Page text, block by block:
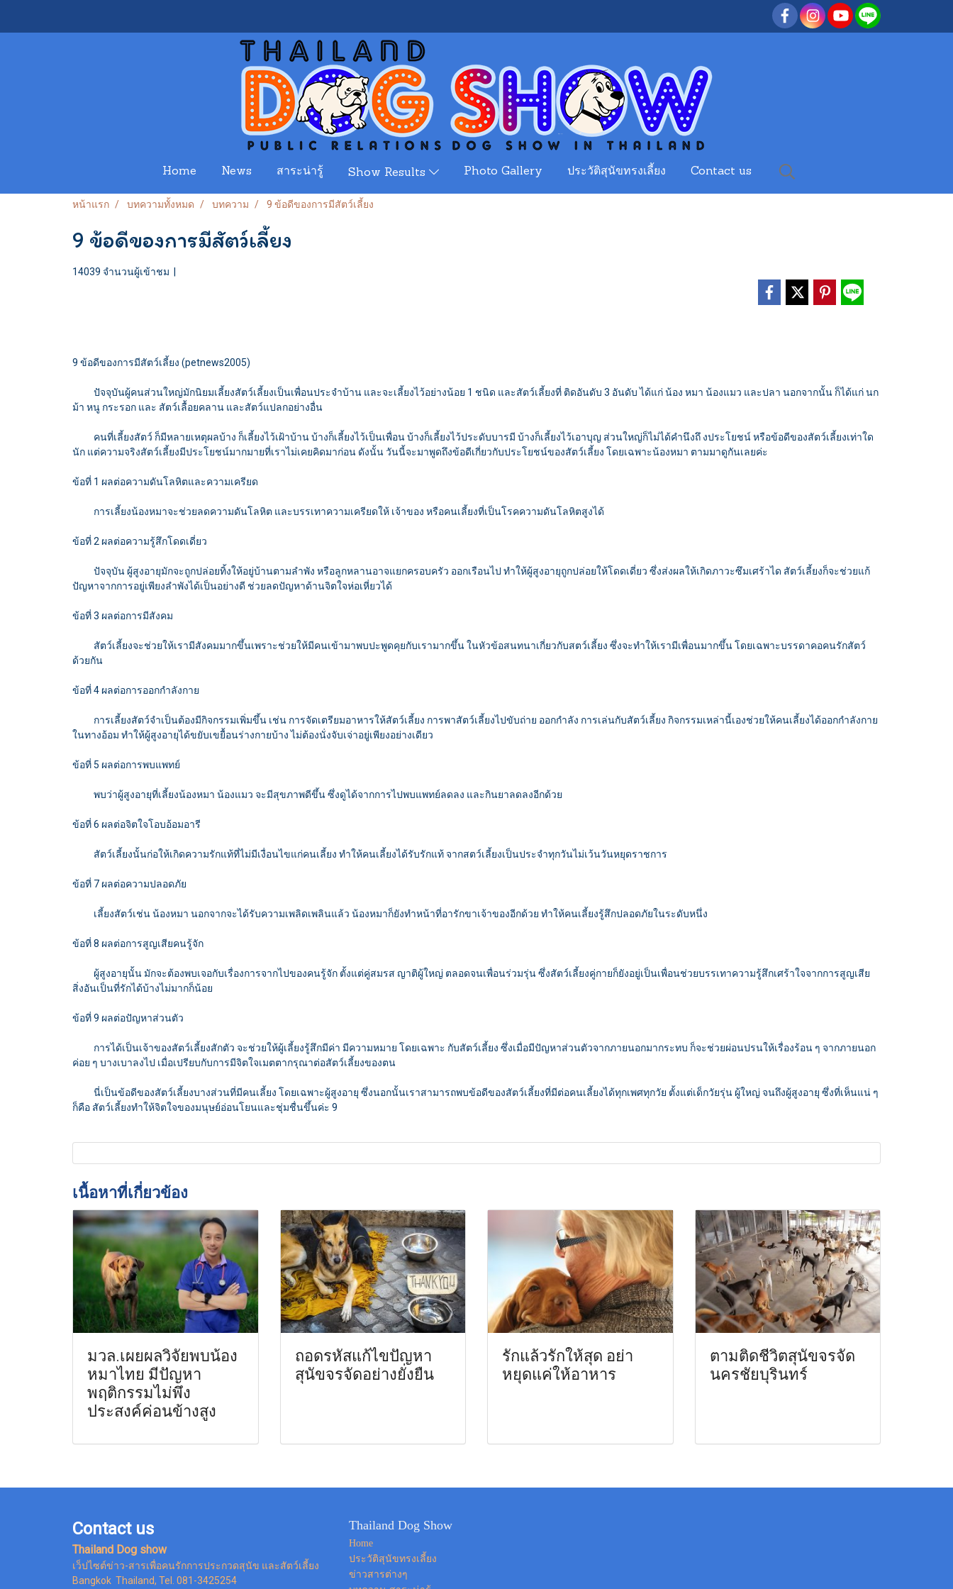
Home News สาระน่ารู้ Show Results Photo Gallery ประวัติสุนัขทรงเลี้ยง Contact us
หน้าแรก บทความทั้งหมด บทความ 9 ข้อดีของการมีสัตว์เลี้ยง
9 ข้อดีของการมีสัตว์เลี้ยง
14039 จำนวนผู้เข้าชม |
9 ข้อดีของการมีสัตว์เลี้ยง (petnews2005)
ปัจจุบันผู้คนส่วนใหญ่มักนิยมเลี้ยงสัตว์เลี้ยงเป็นเพื่อนประจำบ้าน และจะเลี้ยงไว้อย่างน้อย 1 ชนิด และสัตว์เลี้ยงที่ ติดอันดับ 3 อันดับ ได้แก่ น้อง หมา น้องแมว และปลา นอกจากนั้น ก็ได้แก่ นก
ม้า หนู กระรอก และ สัตว์เลื้อยคลาน และสัตว์แปลกอย่างอื่น
คนที่เลี้ยงสัตว์ ก็มีหลายเหตุผลบ้าง ก็เลี้ยงไว้เฝ้าบ้าน บ้างก็เลี้ยงไว้เป็นเพื่อน บ้างก็เลี้ยงไว้ประดับบารมี บ้างก็เลี้ยงไว้เอาบุญ ส่วนใหญ่ก็ไม่ได้คำนึงถึ งประโยชน์ หรือข้อดีของสัตว์เลี้ยงเท่าใด
นัก แต่ความจริงสัตว์เลี้ยงมีประโยชน์มากมายที่เราไม่เคยคิดมาก่อน ดังนั้น วันนี้จะมาพูดถึงข้อดีเกี่ยวกับประโยชน์ของสัตว์เลี้ยง โดยเฉพาะน้องหมา ตามมาดูกันเลยค่ะ
ข้อที่ 1 ผลต่อความดันโลหิตและความเครียด
การเลี้ยงน้องหมาจะช่วยลดความดันโลหิต และบรรเทาความเครียดให้ เจ้าของ หรือคนเลี้ยงที่เป็นโรคความดันโลหิตสูงได้
ข้อที่ 2 ผลต่อความรู้สึกโดดเดี่ยว
ปัจจุบัน ผู้สูงอายุมักจะถูกปล่อยทิ้งให้อยู่บ้านตามลำพัง หรือลูกหลานอาจแยกครอบครัว ออกเรือนไป ทำให้ผู้สูงอายุถูกปล่อยให้โดดเดี่ยว ซึ่งส่งผลให้เกิดภาวะซึมเศร้าได สัตว์เลี้ยงก็จะช่วยแก้
ปัญหาจากการอยู่เพียงลำพังได้เป็นอย่างดี ช่วยลดปัญหาด้านจิตใจห่อเหี่ยวได้
ข้อที่ 3 ผลต่อการมีสังคม
สัตว์เลี้ยงจะช่วยให้เรามีสังคมมากขึ้นเพราะช่วยให้มีคนเข้ามาพบปะพูดคุยกับเรามากขึ้น ในหัวข้อสนทนาเกี่ยวกับสตว์เลี้ยง ซึ่งจะทำให้เรามีเพื่อนมากขึ้น โดยเฉพาะบรรดาคอคนรักสัตว์
ด้วยกัน
ข้อที่ 4 ผลต่อการออกกำลังกาย
การเลี้ยงสัตว์จำเป็นต้องมีกิจกรรมเพิ่มขึ้น เช่น การจัดเตรียมอาหารให้สัตว์เลี้ยง การพาสัตว์เลี้ยงไปขับถ่าย ออกกำลัง การเล่นกับสัตว์เลี้ยง กิจกรรมเหล่านี้เองช่วยให้คนเลี้ยงได้ออกกำลังกาย
ในทางอ้อม ทำให้ผู้สูงอายุได้ขยับเขยื้อนร่างกายบ้าง ไม่ต้องนั่งจับเจ่าอยู่เพียงอย่างเดียว
ข้อที่ 5 ผลต่อการพบแพทย์
พบว่าผู้สูงอายุที่เลี้ยงน้องหมา น้องแมว จะมีสุขภาพดีขึ้น ซึ่งดูได้จากการไปพบแพทย์ลดลง และกินยาลดลงอีกด้วย
ข้อที่ 6 ผลต่อจิตใจโอบอ้อมอารี
สัตว์เลี้ยงนั้นก่อให้เกิดความรักแท้ที่ไม่มีเงื่อนไขแก่คนเลี้ยง ทำให้คนเลี้ยงได้รับรักแท้ จากสตว์เลี้ยงเป็นประจำทุกวันไม่เว้นวันหยุดราชการ
ข้อที่ 7 ผลต่อความปลอดภัย
เลี้ยงสัตว์เช่น น้องหมา นอกจากจะได้รับความเพลิดเพลินแล้ว น้องหมาก็ยังทำหน้าที่อารักขาเจ้าของอีกด้วย ทำให้คนเลี้ยงรู้สึกปลอดภัยในระดับหนึ่ง
ข้อที่ 8 ผลต่อการสูญเสียคนรู้จัก
ผู้สูงอายุนั้น มักจะต้องพบเจอกับเรื่องการจากไปของคนรู้จัก ตั้งแต่คู่สมรส ญาติผู้ใหญ่ ตลอดจนเพื่อนร่วมรุ่น ซึ่งสัตว์เลี้ยงคู่กายก็ยังอยู่เป็นเพื่อนช่วยบรรเทาความรู้สึกเศร้าใจจากการสูญเสีย
สิ่งอันเป็นที่รักได้บ้างไม่มากก็น้อย
ข้อที่ 9 ผลต่อปัญหาส่วนตัว
การได้เป็นเจ้าของสัตว์เลี้ยงสักตัว จะช่วยให้ผู้เลี้ยงรู้สึกมีค่า มีความหมาย โดยเฉพาะ กับสัตว์เลี้ยง ซึ่งเมื่อมีปัญหาส่วนตัวจากภายนอกมากระทบ ก็จะช่วยผ่อนปรนให้เรื่องร้อน ๆ จากภายนอก
ค่อย ๆ บางเบาลงไป เมื่อเปรียบกับการมีจิตใจเมตตากรุณาต่อสัตว์เลี้ยงของตน
นี่เป็นข้อดีของสัตว์เลี้ยงบางส่วนที่มีคนเลี้ยง โดยเฉพาะผู้สูงอายุ ซึ่งนอกนั้นเราสามารถพบข้อดีของสัตว์เลี้ยงที่มีต่อคนเลี้ยงได้ทุกเพศทุกวัย ตั้งแต่เด็กวัยรุ่น ผู้ใหญ่ จนถึงผู้สูงอายุ ซึ่งที่เห็นแน่ ๆ
ก็คือ สัตว์เลี้ยงทำให้จิตใจของมนุษย์อ่อนโยนและชุ่มชื่นขึ้นค่ะ 9
เนื้อหาที่เกี่ยวข้อง
มวล.เผยผลวิจัยพบน้อง
หมาไทย มีปัญหา
พฤติกรรมไม่พึง
ประสงค์ค่อนข้างสูง
ถอดรหัสแก้ไขปัญหา
สุนัขจรจัดอย่างยั่งยืน
รักแล้วรักให้สุด อย่า
หยุดแค่ให้อาหาร
ตามติดชีวิตสุนัขจรจัด
นครชัยบุรินทร์
Contact us
Thailand Dog show
เว็ปไซต์ข่าว-สารเพื่อคนรักการประกวดสุนัข และสัตว์เลี้ยง
Bangkok Thailand, Tel. 081-3425254
Thailand Dog Show
Home
ประวัติสุนัขทรงเลี้ยง
ข่าวสารต่างๆ